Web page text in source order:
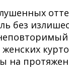
без
женских
на